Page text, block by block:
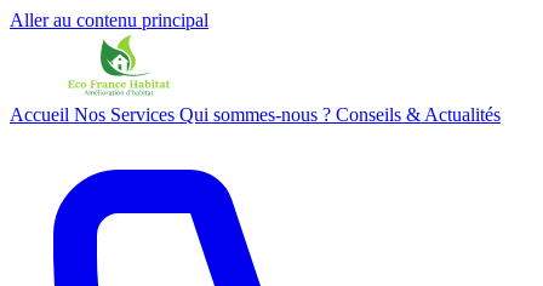
Aller au contenu principal
Accueil Nos Services Qui sommes-nous ? Conseils & Actualités